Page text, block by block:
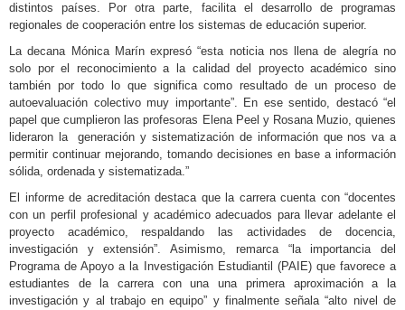
distintos países. Por otra parte, facilita el desarrollo de programas
regionales de cooperación entre los sistemas de educación superior.
La decana Mónica Marín expresó “esta noticia nos llena de alegría no
solo por el reconocimiento a la calidad del proyecto académico sino
también por todo lo que significa como resultado de un proceso de
autoevaluación colectivo muy importante”. En ese sentido, destacó “el
papel que cumplieron las profesoras Elena Peel y Rosana Muzio, quienes
lideraron la generación y sistematización de información que nos va a
permitir continuar mejorando, tomando decisiones en base a información
sólida, ordenada y sistematizada.”
El informe de acreditación destaca que la carrera cuenta con “docentes
con un perfil profesional y académico adecuados para llevar adelante el
proyecto académico, respaldando las actividades de docencia,
investigación y extensión”. Asimismo, remarca “la importancia del
Programa de Apoyo a la Investigación Estudiantil (PAIE) que favorece a
estudiantes de la carrera con una una primera aproximación a la
investigación y al trabajo en equipo” y finalmente señala “alto nivel de